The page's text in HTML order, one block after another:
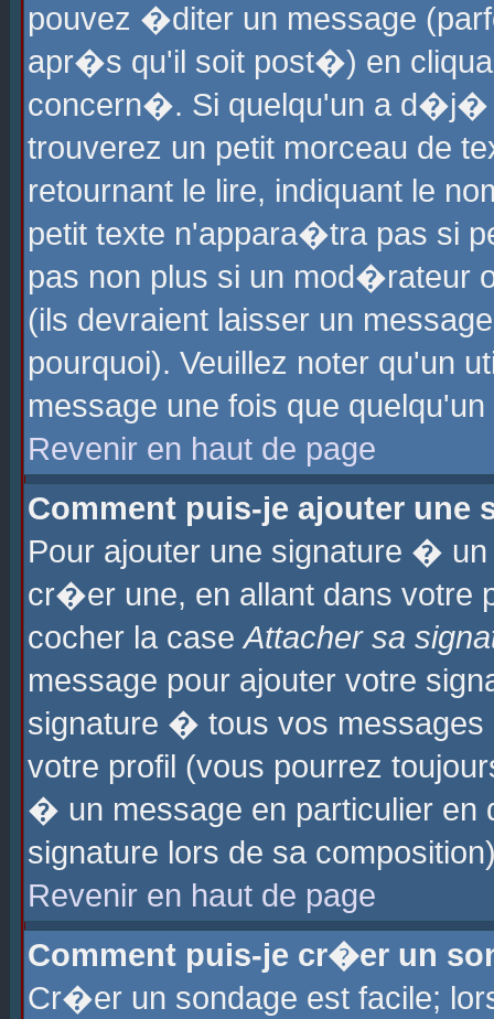
pouvez �diter un message
apr�s qu'il soit post�) en
concern�. Si quelqu'un a
trouverez un petit morceau de
retournant le lire, indiquant le
petit texte n'appara�tra pas si
pas non plus si un mod�rateur
(ils devraient laisser un
pourquoi). Veuillez noter qu'un
message une fois que
Revenir en haut de page
Comment puis-je ajouter une
Pour ajouter une signature �
cr�er une, en allant dans
cocher la caseAttacher sa
message pour ajouter votre
signature � tous vos
votre profil (vous pourrez
� un message en particulier
signature lors de sa
Revenir en haut de page
Comment puis-je cr�er un
Cr�er un sondage est facile;